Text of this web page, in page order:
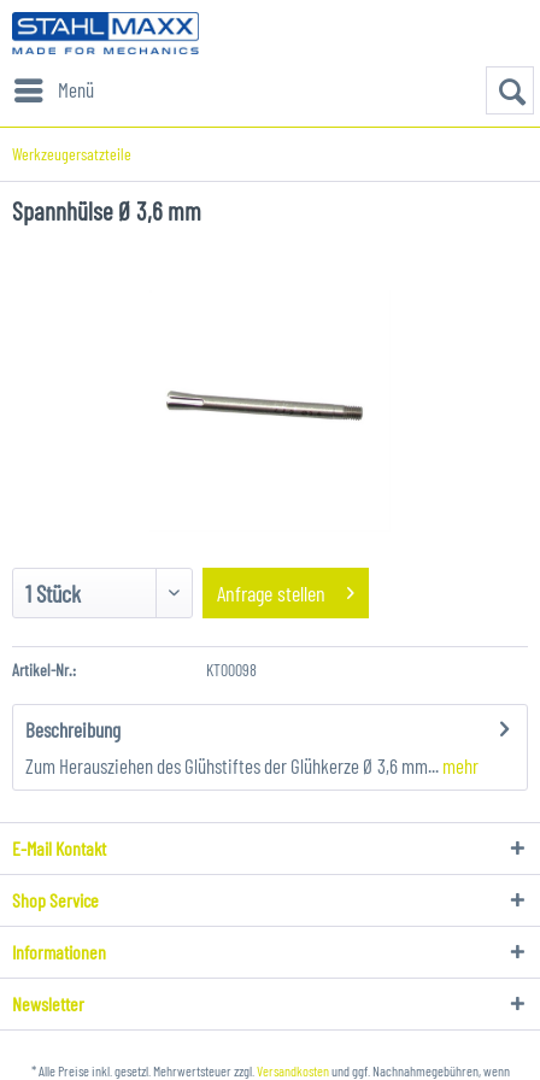
Menü
Werkzeugersatzteile
Spannhülse Ø 3,6 mm
Anfrage stellen
Artikel-Nr.: KT00098
Beschreibung
Zum Herausziehen des Glühstiftes der Glühkerze Ø 3,6 mm... mehr
E-Mail Kontakt
Shop Service
Informationen
Newsletter
* Alle Preise inkl. gesetzl. Mehrwertsteuer zzgl. Versandkostenund ggf. Nachnahmegebühren, wenn